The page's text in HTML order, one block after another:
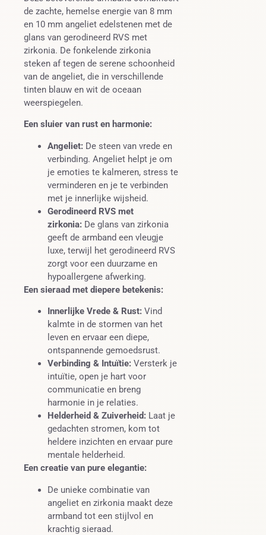
de zachte, hemelse energie van 8 mm
en 10 mm angeliet edelstenen met de
glans van gerodineerd RVS met
zirkonia. De fonkelende zirkonia
steken af tegen de serene schoonheid
van de angeliet, die in verschillende
tinten blauw en wit de oceaan
weerspiegelen.
Een sluier van rust en harmonie:
Angeliet: De steen van vrede en
verbinding. Angeliet helpt je om
je emoties te kalmeren, stress te
verminderen en je te verbinden
met je innerlijke wijsheid.
Gerodineerd RVS met
zirkonia: De glans van zirkonia
geeft de armband een vleugje
luxe, terwijl het gerodineerd RVS
zorgt voor een duurzame en
hypoallergene afwerking.
Een sieraad met diepere betekenis:
Innerlijke Vrede & Rust: Vind
kalmte in de stormen van het
leven en ervaar een diepe,
ontspannende gemoedsrust.
Verbinding & Intuïtie: Versterk je
intuïtie, open je hart voor
communicatie en breng
harmonie in je relaties.
Helderheid & Zuiverheid: Laat je
gedachten stromen, kom tot
heldere inzichten en ervaar pure
mentale helderheid.
Een creatie van pure elegantie:
De unieke combinatie van
angeliet en zirkonia maakt deze
armband tot een stijlvol en
krachtig sieraad.